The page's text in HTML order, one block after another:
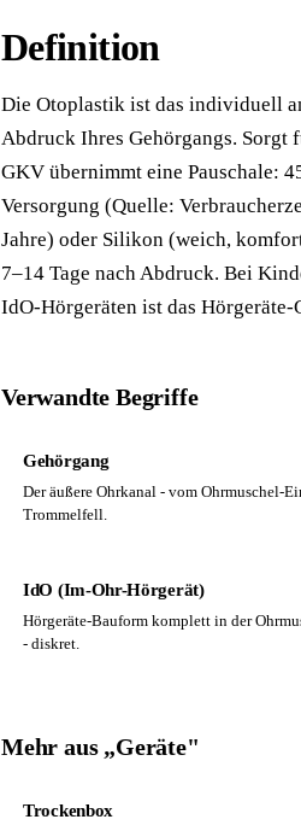
Definition
Die Otoplastik ist das individuell
Abdruck Ihres Gehörgangs. Sorgt
GKV übernimmt eine Pauschale:
Versorgung (Quelle:
Jahre) oder Silikon (weich,
7–14 Tage nach Abdruck. Bei
IdO-Hörgeräten ist das Hörgeräte-
Verwandte Begriffe
Gehörgang
Der äußere Ohrkanal - vom Ohrmuschel-
Trommelfell.
IdO (Im-Ohr-Hörgerät)
Hörgeräte-Bauform komplett in der
- diskret.
Mehr aus „Geräte"
Trockenbox